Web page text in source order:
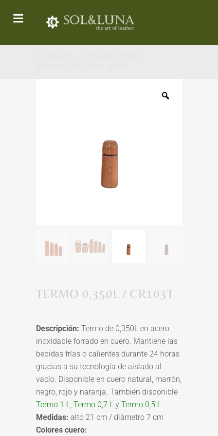
TERMO 0,350L / CR103T
Descripción: Termo de 0,350L en acero
inoxidable forrado en cuero. Mantiene las
bebidas frías o calientes durante 24 horas
gracias a su tecnología de aislado al
vacío. Disponible en cuero natural, marrón,
negro, rojo y naranja. También disponible
Termo 1 L, Termo 0,7 L y Termo 0,5 L
Medidas: alto 21 cm / diámetro 7 cm
Colores cuero: